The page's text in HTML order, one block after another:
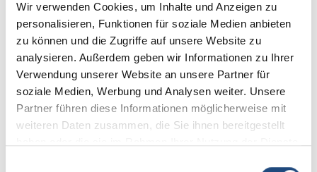
Wir verwenden Cookies, um Inhalte und Anzeigen zu
personalisieren, Funktionen für soziale Medien anbieten
zu können und die Zugriffe auf unsere Website zu
analysieren. Außerdem geben wir Informationen zu Ihrer
Verwendung unserer Website an unsere Partner für
soziale Medien, Werbung und Analysen weiter. Unsere
Partner führen diese Informationen möglicherweise mit
weiteren Daten zusammen, die Sie ihnen bereitgestellt
Bundeskabinett passiert. Kerstin Nell hat die GEG-
Novellierung für Sie analysiert. Plus: Rechtsanwalt
Sven R. Johns klärt den Sachverhalt „QAA - gibt’s
nicht!“ auf, und Sprengnetter-Experte Sebastian
Drießen bringt das komplexe Thema
Erbschaftssteuer auf den Punkt.